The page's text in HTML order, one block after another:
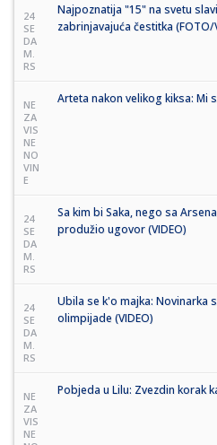
24
SE
DA
M.
RS
Najpoznatija "15" na svetu
zabrinjavajuća čestitka (FOTO/
NE
ZA
VIS
NE
NO
VIN
E
Arteta nakon velikog kiksa: Mi
24
SE
DA
M.
RS
Sa kim bi Saka, nego sa
produžio ugovor (VIDEO)
24
SE
DA
M.
RS
Ubila se k'o majka: Novinarka
olimpijade (VIDEO)
NE
ZA
VIS
NE
Pobjeda u Lilu: Zvezdin korak